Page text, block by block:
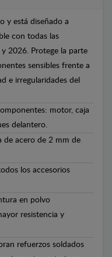
y está diseñado a
con todas las
2026. Protege la parte
sensibles frente a
e irregularidades del
motor, caja
delantero.
de acero de 2 mm de
los accesorios
en polvo
resistencia y
refuerzos soldados